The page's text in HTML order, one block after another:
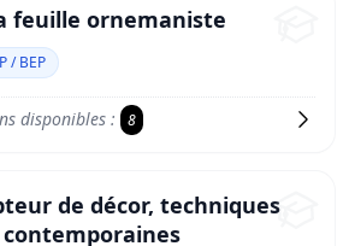
feuille ornemaniste
/ BEP
disponibles : 8
de décor, techniques